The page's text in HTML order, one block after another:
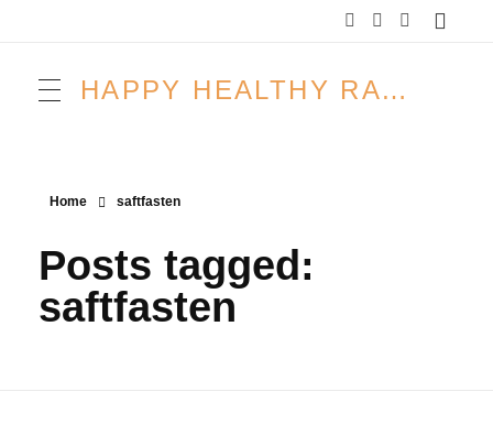
HAPPY HEALTHY RAW & FREE – ROH MACHT FROH!
Home saftfasten
Posts tagged:
saftfasten